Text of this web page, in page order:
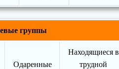
группы
Одаренные
Находящиеся в
трудной